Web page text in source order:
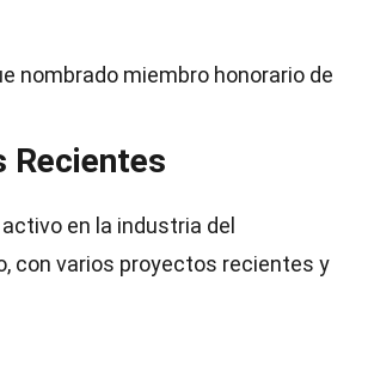
nombrado miembro honorario de
Recientes
en la industria del
con varios proyectos recientes y